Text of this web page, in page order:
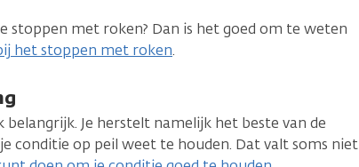
stoppen met roken? Dan is het goed om te weten
het stoppen met roken.
belangrijk. Je herstelt namelijk het beste van de
conditie op peil weet te houden. Dat valt soms niet